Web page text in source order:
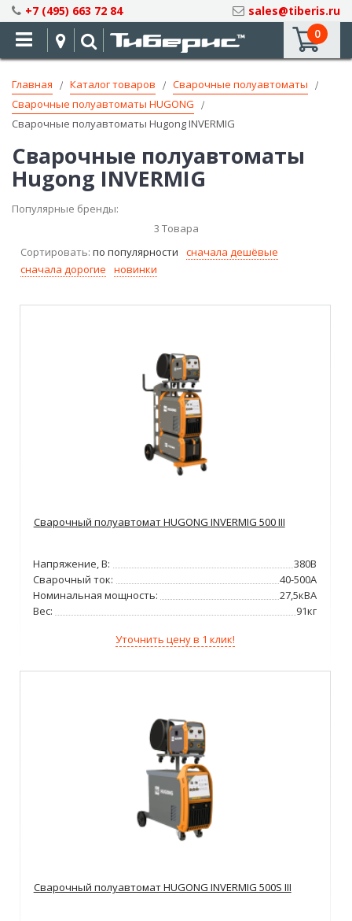
Skip
to
Content
+7 (495) 663 72 84
sales@tiberis.ru
0
Главная Каталог товаров
Сварочные полуавтоматы
Сварочные полуавтоматы HUGONG
Сварочные полуавтоматы Hugong INVERMIG
Сварочные полуавтоматы
Hugong INVERMIG
Популярные бренды:
3 Товара
Сортировать: по популярности
сначала дешёвые
сначала дорогие
новинки
Сварочный полуавтомат HUGONG INVERMIG 500 III
Напряжение, В:
380В
Сварочный ток:
40-500А
Номинальная мощность:
27,5кВА
Вес:
91кг
Уточнить цену в 1 клик!
Сварочный полуавтомат HUGONG INVERMIG 500S III